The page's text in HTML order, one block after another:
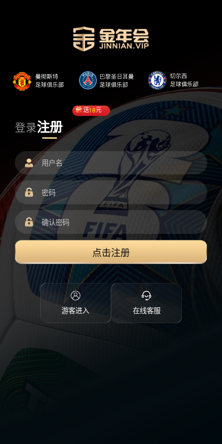
登录注册
送18元
点击注册
游客进入 在线客服